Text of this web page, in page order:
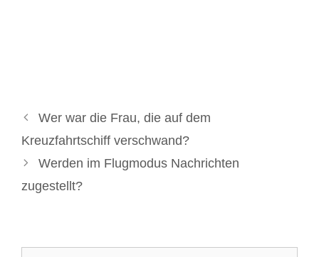
Wer war die Frau, die auf dem
Kreuzfahrtschiff verschwand?
Werden im Flugmodus Nachrichten
zugestellt?